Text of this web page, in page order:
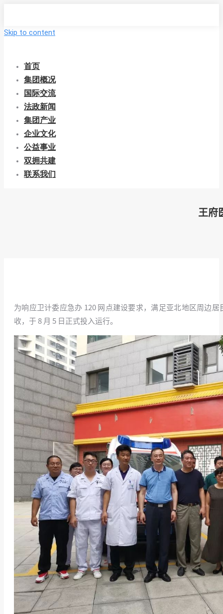
Skip to content
首页
集团概况
国际交流
法政新闻
集团产业
企业文化
公益事业
双拥共建
联系我们
王府
为响应卫计委应急办 120 网点建设要求，满足亚北地区周边
收，于 8 月 5 日正式投入运行。